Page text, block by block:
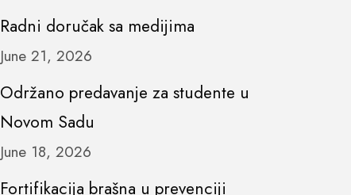
Radni doručak sa medijima
June 21, 2026
Održano predavanje za studente u
Novom Sadu
June 18, 2026
Fortifikacija brašna u prevenciji